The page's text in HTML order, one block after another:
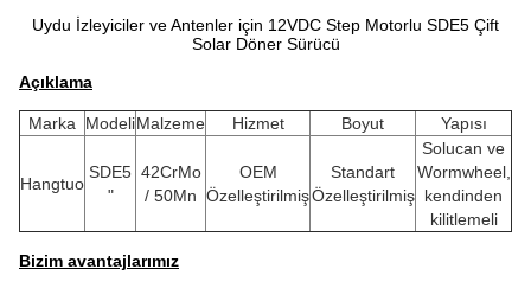
Uydu İzleyiciler ve Antenler için 12VDC Step Motorlu SDE5 Çift
Solar Döner Sürücü
Açıklama
Marka ModeliMalzeme Hizmet Boyut Yapısı
Hangtuo
SDE5
"
42CrMo
/ 50Mn
OEM
Özelleştirilmiş
Standart
Özelleştirilmiş
Solucan ve
Wormwheel,
kendinden
kilitlemeli
Bizim avantajlarımız